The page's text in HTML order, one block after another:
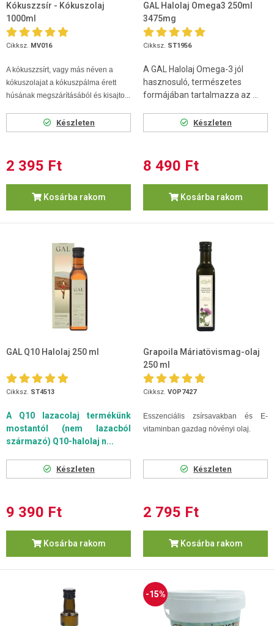
Kókuszzsír - Kókuszolaj
1000ml
Cikksz. MV016
A kókuszzsírt, vagy más néven a
kókuszolajat a kókuszpálma érett
húsának megszárításából és kisajto...
Készleten
2 395 Ft
Kosárba rakom
GAL Halolaj Omega3 250ml
3475mg
Cikksz. ST1956
A GAL Halolaj Omega-3 jól
hasznosuló, természetes
formájában tartalmazza az ...
Készleten
8 490 Ft
Kosárba rakom
GAL Q10 Halolaj 250 ml
Cikksz. ST4513
A Q10 lazacolaj termékünk
mostantól (nem lazacból
származó) Q10-halolaj n...
Készleten
9 390 Ft
Kosárba rakom
Grapoila Máriatövismag-olaj
250 ml
Cikksz. VOP7427
Esszenciális zsírsavakban és E-
vitaminban gazdag növényi olaj.
Készleten
2 795 Ft
Kosárba rakom
-15%